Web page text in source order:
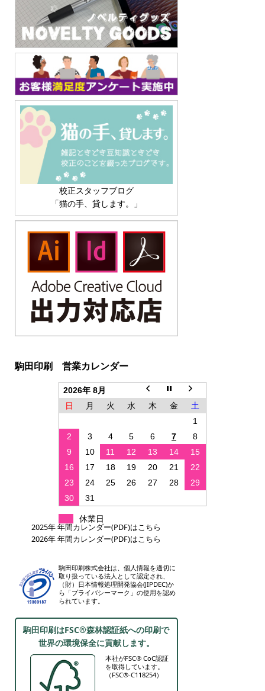
校正スタッフブログ
「猫の手、貸します。」
駒田印刷 営業カレンダー
2026年 8月
日
月 火 水 木 金
土
1
2
3 4 5 6 7
8
9
10 11 12 13 14
15
16
17 18 19 20 21
22
23
24 25 26 27 28
29
30
31
休業日
2025年 年間カレンダー(PDF)はこちら
2026年 年間カレンダー(PDF)はこちら
駒田印刷株式会社は、個人情報を適切に
取り扱っている法人として認定され、
（財）日本情報処理開発協会(JIPDEC)か
ら「プライバシーマーク」の使用を認め
られています。
駒田印刷はFSC®森林認証紙への印刷で
世界の環境保全に貢献します。
本社がFSC® CoC認証
を取得しています。
（FSC®-C118254）